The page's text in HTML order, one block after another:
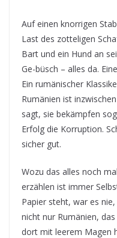
Auf einen knorrigen
Last des zotteligen
Bart und ein Hund an
Ge-büsch – alles da.
Ein rumänischer
Rumänien ist
sagt, sie bekämpfen
Erfolg die Korruption.
sicher gut.
Wozu das alles noch
erzählen ist immer
Papier steht, war es
nicht nur Rumänien,
dort mit leerem Magen